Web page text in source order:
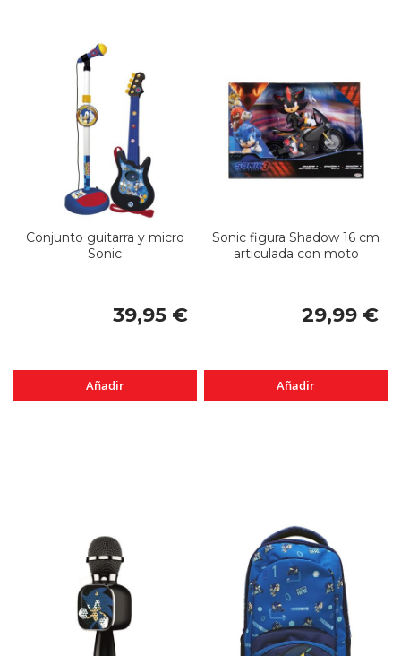
Conjunto guitarra y micro
Sonic
39,95 €
Añadir
Sonic figura Shadow 16 cm
articulada con moto
29,99 €
Añadir